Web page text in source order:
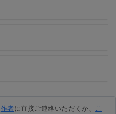
作者に直接ご連絡いただくか、 こ